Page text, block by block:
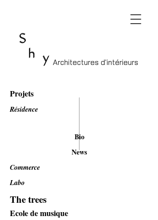
Architectures d'intérieurs
Architectures d'intérieurs
Projets
Résidence
Bio
News
Commerce
Labo
The trees
Ecole de musique